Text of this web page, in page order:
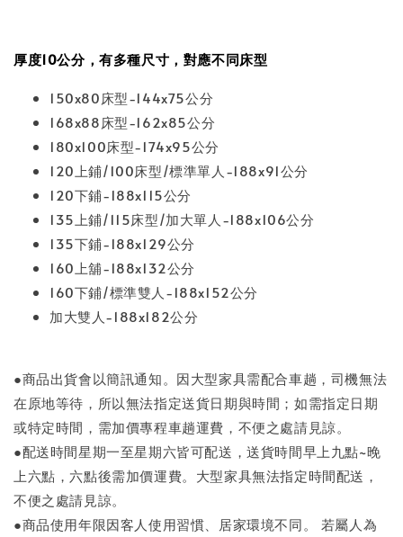
厚度10公分，有多種尺寸，對應不同床型
150x80床型-144x75公分
168x88床型-162x85公分
180x100床型-174x95公分
120上鋪/100床型/標準單人-188x91公分
120下鋪-188x115公分
135上鋪/115床型/加大單人-188x106公分
135下鋪-188x129公分
160上舖-188x132公分
160下鋪/標準雙人-188x152公分
加大雙人-188x182公分
●商品出貨會以簡訊通知。因大型家具需配合車趟，司機無法
在原地等待，所以無法指定送貨日期與時間；如需指定日期
或特定時間，需加價專程車趟運費，不便之處請見諒。
●配送時間星期一至星期六皆可配送，送貨時間早上九點~晚
上六點，六點後需加價運費。大型家具無法指定時間配送，
不便之處請見諒。
●商品使用年限因客人使用習慣、居家環境不同。 若屬人為